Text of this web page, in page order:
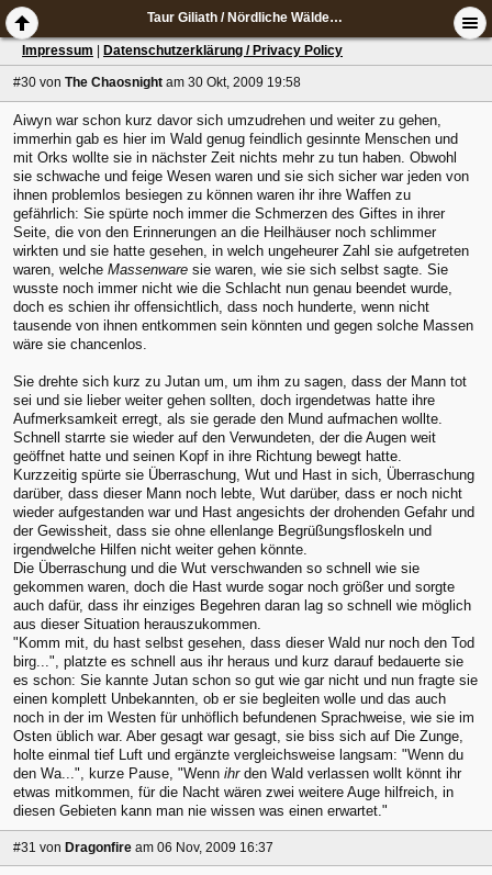
Taur Giliath / Nördliche Wälder Lothlóriens
Impressum Datenschutzerklärung / Privacy Policy
#30 von The Chaosnight am 30 Okt, 2009 19:58
Aiwyn war schon kurz davor sich umzudrehen und weiter zu gehen,
immerhin gab es hier im Wald genug feindlich gesinnte Menschen und
mit Orks wollte sie in nächster Zeit nichts mehr zu tun haben. Obwohl
sie schwache und feige Wesen waren und sie sich sicher war jeden von
ihnen problemlos besiegen zu können waren ihr ihre Waffen zu
gefährlich: Sie spürte noch immer die Schmerzen des Giftes in ihrer
Seite, die von den Erinnerungen an die Heilhäuser noch schlimmer
wirkten und sie hatte gesehen, in welch ungeheurer Zahl sie aufgetreten
waren, welche Massenware sie waren, wie sie sich selbst sagte. Sie
wusste noch immer nicht wie die Schlacht nun genau beendet wurde,
doch es schien ihr offensichtlich, dass noch hunderte, wenn nicht
tausende von ihnen entkommen sein könnten und gegen solche Massen
wäre sie chancenlos.
Sie drehte sich kurz zu Jutan um, um ihm zu sagen, dass der Mann tot
sei und sie lieber weiter gehen sollten, doch irgendetwas hatte ihre
Aufmerksamkeit erregt, als sie gerade den Mund aufmachen wollte.
Schnell starrte sie wieder auf den Verwundeten, der die Augen weit
geöffnet hatte und seinen Kopf in ihre Richtung bewegt hatte.
Kurzzeitig spürte sie Überraschung, Wut und Hast in sich, Überraschung
darüber, dass dieser Mann noch lebte, Wut darüber, dass er noch nicht
wieder aufgestanden war und Hast angesichts der drohenden Gefahr und
der Gewissheit, dass sie ohne ellenlange Begrüßungsfloskeln und
irgendwelche Hilfen nicht weiter gehen könnte.
Die Überraschung und die Wut verschwanden so schnell wie sie
gekommen waren, doch die Hast wurde sogar noch größer und sorgte
auch dafür, dass ihr einziges Begehren daran lag so schnell wie möglich
aus dieser Situation herauszukommen.
"Komm mit, du hast selbst gesehen, dass dieser Wald nur noch den Tod
birg...", platzte es schnell aus ihr heraus und kurz darauf bedauerte sie
es schon: Sie kannte Jutan schon so gut wie gar nicht und nun fragte sie
einen komplett Unbekannten, ob er sie begleiten wolle und das auch
noch in der im Westen für unhöflich befundenen Sprachweise, wie sie im
Osten üblich war. Aber gesagt war gesagt, sie biss sich auf Die Zunge,
holte einmal tief Luft und ergänzte vergleichsweise langsam: "Wenn du
den Wa...", kurze Pause, "Wenn ihrden Wald verlassen wollt könnt ihr
etwas mitkommen, für die Nacht wären zwei weitere Auge hilfreich, in
diesen Gebieten kann man nie wissen was einen erwartet."
#31 von Dragonfire am 06 Nov, 2009 16:37